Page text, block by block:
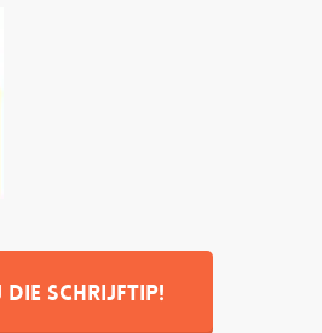
die schrijftip!